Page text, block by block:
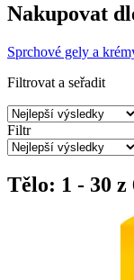
Nakupovat
Sprchové gely a
Filtrovat a seřadit
Filtr
Tělo: 1 - 30